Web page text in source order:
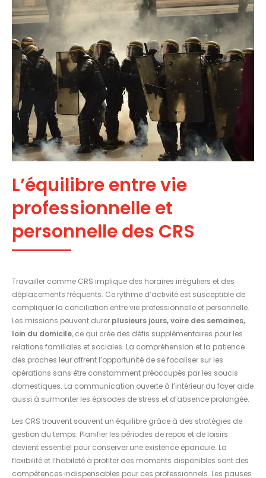
L’équilibre entre vie
professionnelle et
personnelle des CRS
Travailler comme CRS implique des horaires irréguliers et des
déplacements fréquents. Ce rythme d’activité est susceptible de
compliquer la conciliation entre vie professionnelle et personnelle.
Les missions peuvent durer plusieurs jours, voire des semaines,
loin du domicile, ce qui crée des défis supplémentaires pour les
relations familiales et sociales. La compréhension et la patience
des proches leur offrent l’opportunité de se focaliser sur les
opérations sans être constamment préoccupés par les soucis
domestiques. La communication ouverte à l’intérieur du foyer aide
aussi à surmonter les épisodes de stress et d’absence prolongée.
Les CRS trouvent souvent un équilibre grâce à des stratégies de
gestion du temps. Planifier les périodes de repos et de loisirs
devient essentiel pour conserver une existence épanouie. La
flexibilité et l’habileté à profiter des moments disponibles sont des
compétences indispensables pour ces professionnels. Les pauses